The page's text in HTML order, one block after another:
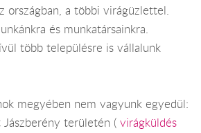
országban, a többi virágüzlettel.
és munkatársainkra.
több településre is vállalunk
megyében nem vagyunk egyedül:
területén ( virágküldés